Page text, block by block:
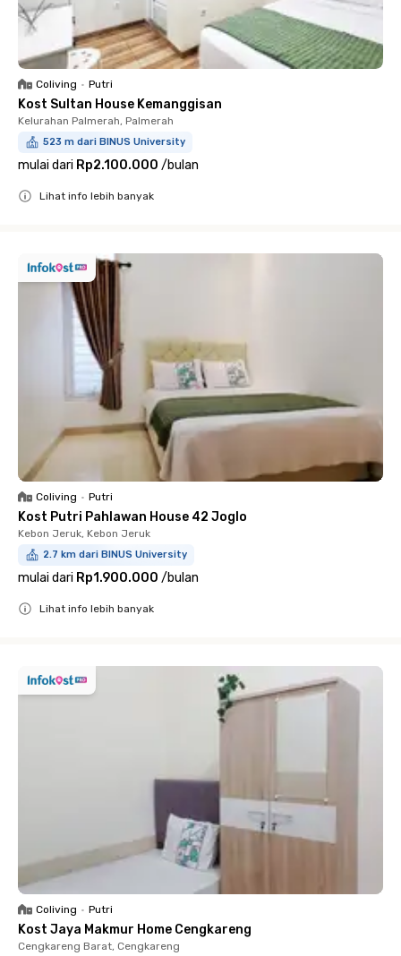
Coliving • Putri
Kost Sultan House Kemanggisan
Kelurahan Palmerah, Palmerah
523 m dari BINUS University
mulai dari Rp2.100.000 /bulan
Lihat info lebih banyak
Coliving • Putri
Kost Putri Pahlawan House 42 Joglo
Kebon Jeruk, Kebon Jeruk
2.7 km dari BINUS University
mulai dari Rp1.900.000 /bulan
Lihat info lebih banyak
Coliving • Putri
Kost Jaya Makmur Home Cengkareng
Cengkareng Barat, Cengkareng